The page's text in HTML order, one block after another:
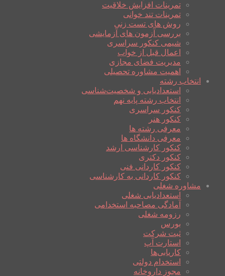
تمرینات افزایش خلاقیت
تمرینات تند خوانی
روش های تست زنی
بررسی آزمون های آزمایشی
شیمی کنکور سراسری
اعمال قبل از خواب
مدیریت فضای مجازی
اهمیت مشاوره تحصیلی
انتخاب رشته
استعدادیابی و شخصیت‌شناسی
انتخاب رشته پایه نهم
کنکور سراسری
کنکور هنر
معرفی رشته ها
معرفی دانشگاه ها
کنکور کارشناسی ارشد
کنکور دکتری
کنکور کاردانی فنی
کنکور کاردانی به کارشناسی
مشاوره شغلی
استعدادیابی شغلی
آمادگی مصاحبه استخدامی
رزومه شغلی
بورس
ثبت شرکت
استارت آپ
کاریابی‌ها
استخدام دولتی
مجوز داروخانه